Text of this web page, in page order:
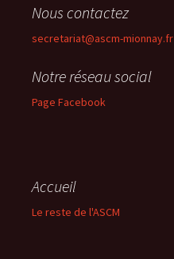
Nous contactez
secretariat@ascm-mionnay.fr
Notre réseau social
Page Facebook
Accueil
Le reste de l'ASCM